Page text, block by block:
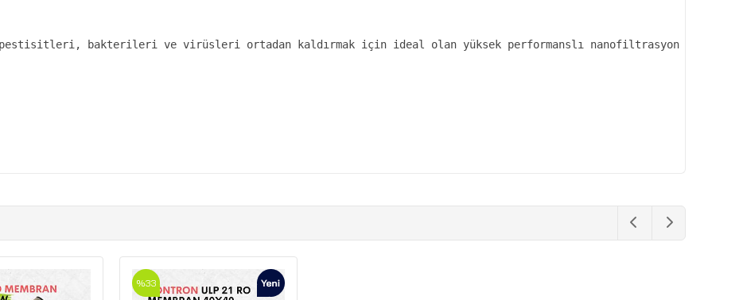
ve pestisitleri, bakterileri ve virüsleri ortadan kaldırmak için ideal olan yüksek performanslı nanofiltrasyon
%33